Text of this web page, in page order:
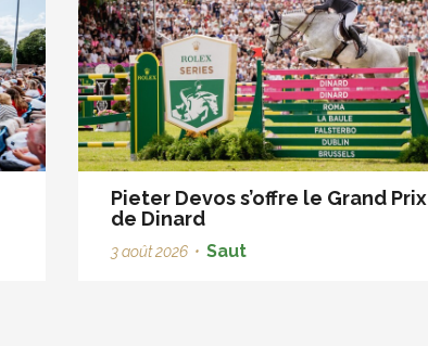
Pieter Devos s’offre le Grand Prix
de Dinard
3 août 2026 • Saut